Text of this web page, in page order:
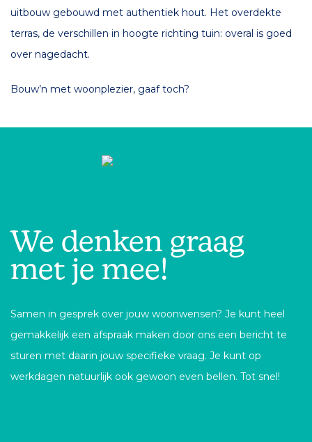
uitbouw gebouwd met authentiek hout. Het overdekte
terras, de verschillen in hoogte richting tuin: overal is goed
over nagedacht.
Bouw’n met woonplezier, gaaf toch?
SCHOLTE OP REIMER
We denken graag
met je mee!
Samen in gesprek over jouw woonwensen? Je kunt heel
gemakkelijk een afspraak maken door ons een bericht te
sturen met daarin jouw specifieke vraag. Je kunt op
werkdagen natuurlijk ook gewoon even bellen. Tot snel!